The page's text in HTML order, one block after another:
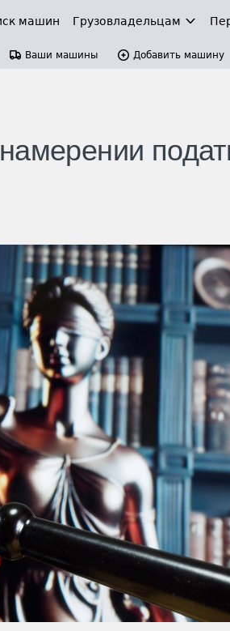
машин Грузовладельцам
Ваши машины Добавить машину